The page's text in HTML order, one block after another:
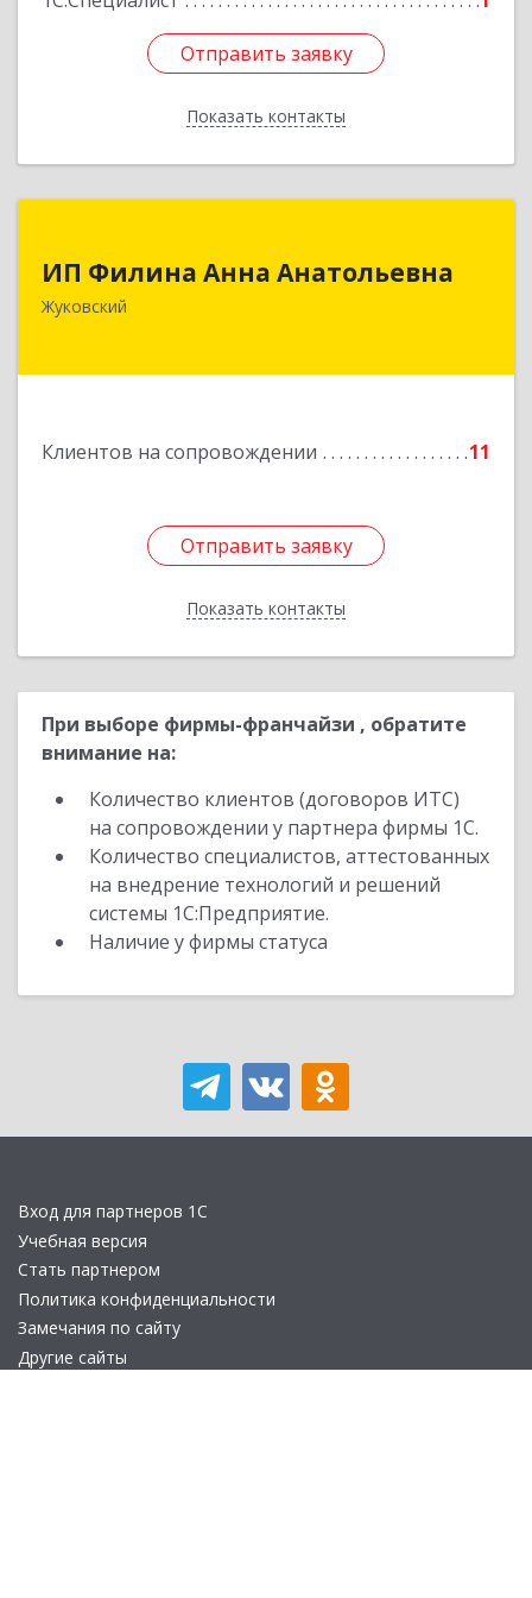
Отправить заявку
Показать контакты
Отправить заявку
Назад
ИП Филина Анна Анатольевна
Жуковский
Клиентов на сопровождении 11
Отправить заявку
Показать контакты
Подробнее
Отправить заявку
Назад
При выборе фирмы-франчайзи , обратите
внимание на:
Количество клиентов (договоров ИТС)
на сопровождении у партнера фирмы 1С.
Количество специалистов, аттестованных
на внедрение технологий и решений
системы 1С:Предприятие.
Наличие у фирмы статуса
Вход для партнеров 1С
Учебная версия
Стать партнером
Политика конфиденциальности
Замечания по сайту
Другие сайты